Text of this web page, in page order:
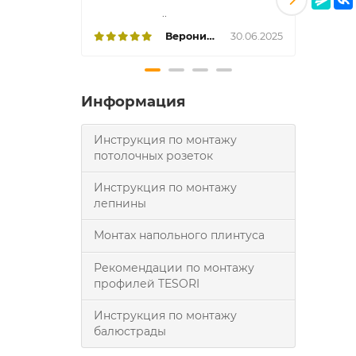
Вероника 30.06.2025
Информация
Инструкция по монтажу
потолочных розеток
Инструкция по монтажу
лепнины
Монтах напольного плинтуса
Рекомендации по монтажу
профилей TESORI
Инструкция по монтажу
балюстрады